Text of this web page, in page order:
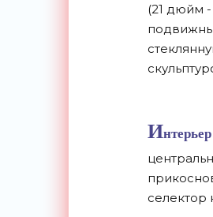
(21 дюйм
И
селектор